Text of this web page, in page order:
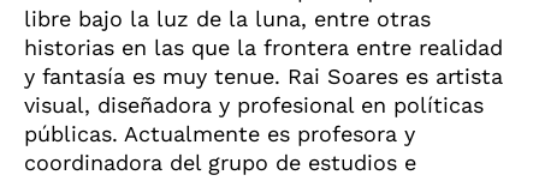
libre bajo la luz de la luna, entre otras
historias en las que la frontera entre realidad
y fantasía es muy tenue. Rai Soares es artista
visual, diseñadora y profesional en políticas
públicas. Actualmente es profesora y
coordinadora del grupo de estudios e